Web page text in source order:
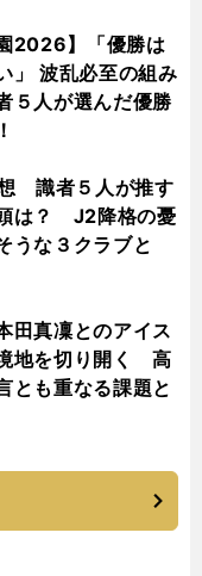
2026】「優勝は
」 波乱必至の組み
５人が選んだ優勝
識者５人が推す
は？ J2降格の憂
うな３クラブと
田真凜とのアイス
地を切り開く 高
とも重なる課題と